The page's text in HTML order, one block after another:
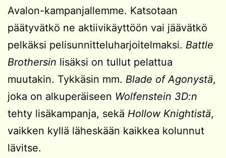
Avalon-kampanjallemme. Katsotaan
päätyvätkö ne aktiivikäyttöön vai jäävätkö
pelkäksi pelisunnitteluharjoitelmaksi. Battle
Brothersin lisäksi on tullut pelattua
muutakin. Tykkäsin mm. Blade of Agonystä,
joka on alkuperäiseen Wolfenstein 3D:n
tehty lisäkampanja, sekä Hollow Knightistä,
vaikken kyllä läheskään kaikkea kolunnut
lävitse.